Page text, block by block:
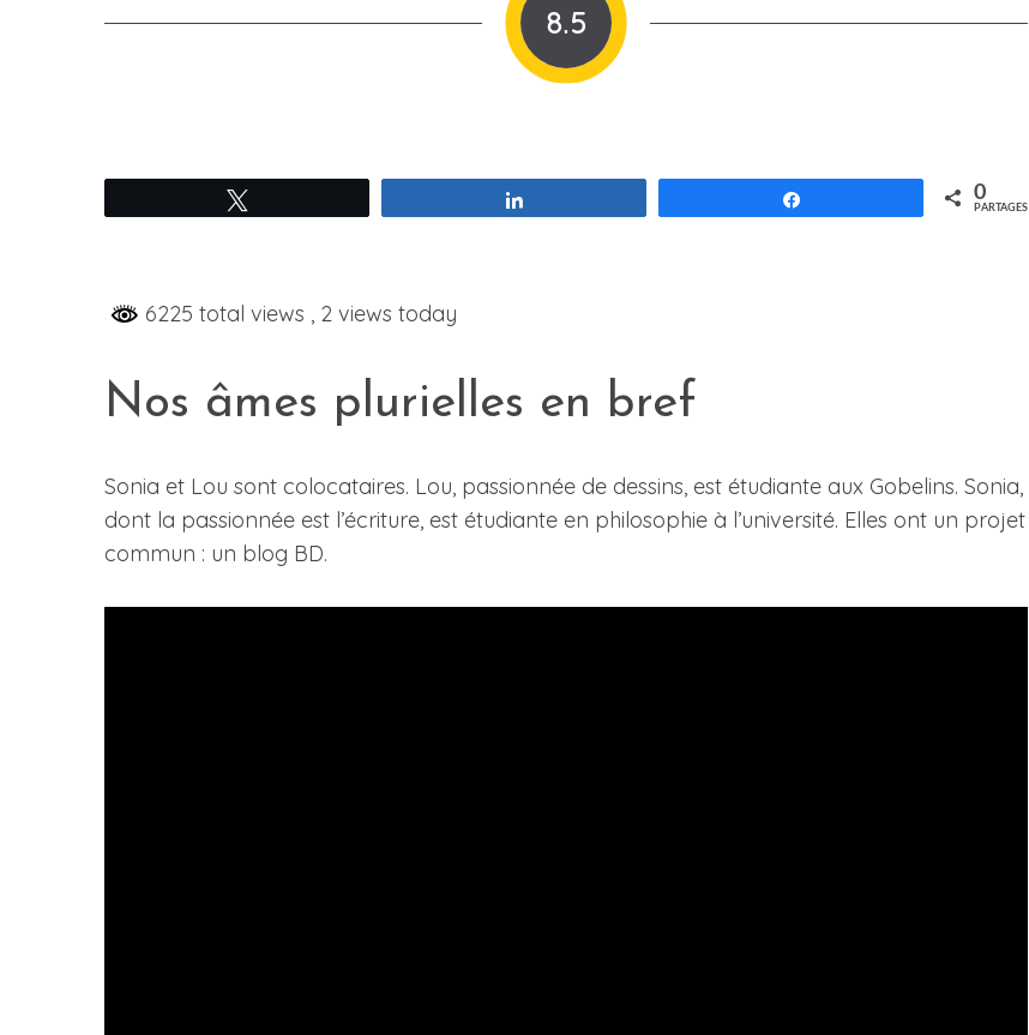
8.5
0
PARTAGES
6225 total views , 2 views today
Nos âmes plurielles en bref
Sonia et Lou sont colocataires. Lou, passionnée de dessins, est étudiante aux Gobelins. Sonia,
dont la passionnée est l’écriture, est étudiante en philosophie à l’université. Elles ont un projet
commun : un blog BD.
S
e
c
h
f
r